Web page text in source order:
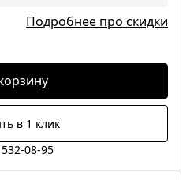
Подробнее про скидки
в 1 клик
08-95